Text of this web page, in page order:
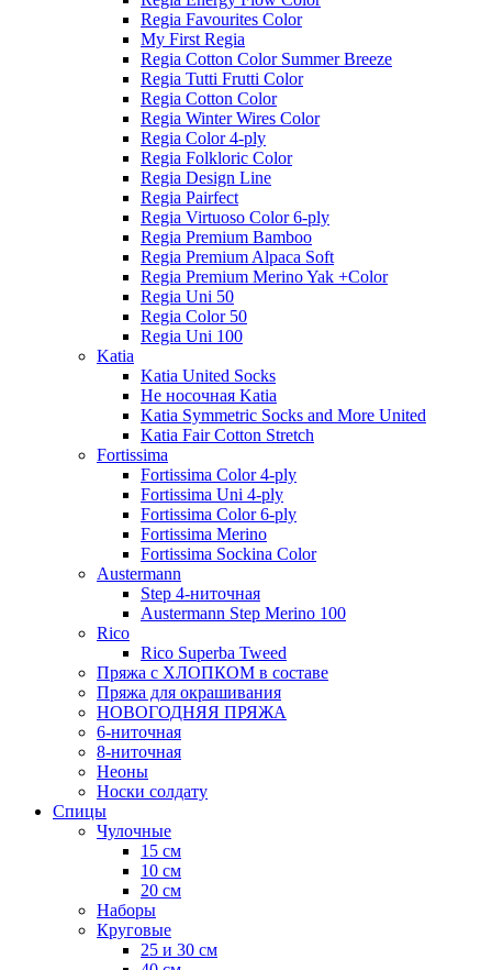
Regia Favourites Color
My First Regia
Regia Cotton Color Summer Breeze
Regia Tutti Frutti Color
Regia Cotton Color
Regia Winter Wires Color
Regia Color 4-ply
Regia Folkloric Color
Regia Design Line
Regia Pairfect
Regia Virtuoso Color 6-ply
Regia Premium Bamboo
Regia Premium Alpaca Soft
Regia Premium Merino Yak +Color
Regia Uni 50
Regia Color 50
Regia Uni 100
Katia
Katia United Socks
Не носочная Katia
Katia Symmetric Socks and More United
Katia Fair Cotton Stretch
Fortissima
Fortissima Color 4-ply
Fortissima Uni 4-ply
Fortissima Color 6-ply
Fortissima Merino
Fortissima Sockina Color
Austermann
Step 4-ниточная
Austermann Step Merino 100
Rico
Rico Superba Tweed
Пряжа с ХЛОПКОМ в составе
Пряжа для окрашивания
НОВОГОДНЯЯ ПРЯЖА
6-ниточная
8-ниточная
Неоны
Носки солдату
Спицы
Чулочные
15 см
10 см
20 см
Наборы
Круговые
25 и 30 см